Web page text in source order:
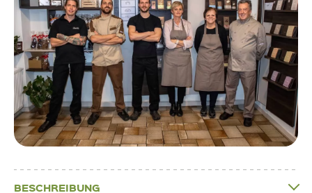
BESCHREIBUNG